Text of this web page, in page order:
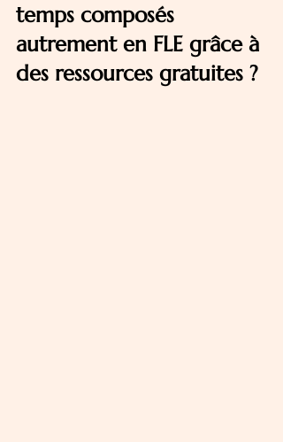
temps composés
autrement en FLE grâce à
des ressources gratuites ?